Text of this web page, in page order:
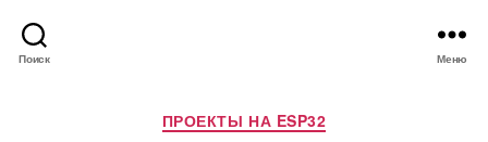
Поиск Меню
Р
ПРОЕКТЫ НА ESP32